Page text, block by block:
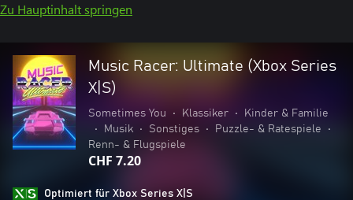
Zu Hauptinhalt springen
Music Racer: Ultimate (Xbox Series
X|S)
Sometimes You • Klassiker •
Kinder & Familie
•
Musik • Sonstiges • Puzzle- & Ratespiele
•
Renn- & Flugspiele
CHF 7.20
Optimiert für Xbox Series X|S